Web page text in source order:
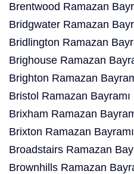
Brentwood Ramazan
Bridgwater Ramazan
Bridlington Ramazan
Brighouse Ramazan
Brighton Ramazan
Bristol Ramazan
Brixham Ramazan
Brixton Ramazan
Broadstairs Ramazan
Brownhills Ramazan